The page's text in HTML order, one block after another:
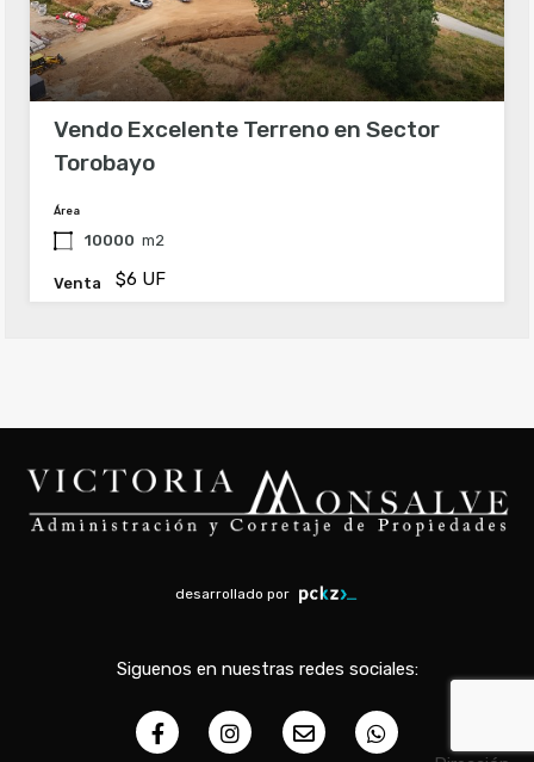
Vendo Excelente Terreno en Sector
Torobayo
Área
10000 m2
Venta $6 UF
desarrollado por
Siguenos en nuestras redes sociales: